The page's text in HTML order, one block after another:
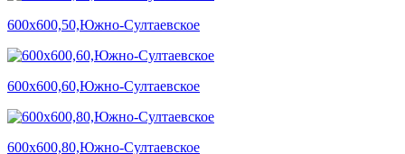
600х600,50,Южно-Султаевское
600х600,60,Южно-Султаевское
600х600,80,Южно-Султаевское